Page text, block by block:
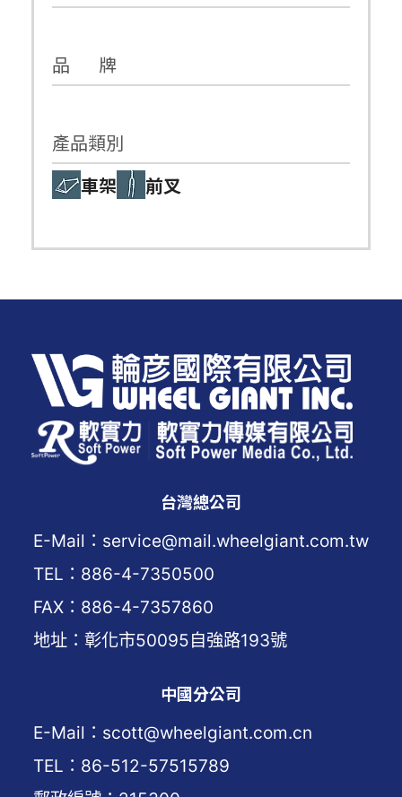
品 牌
產品類別
車架
前叉
台灣總公司
E-Mail：service@mail.wheelgiant.com.tw
TEL：886-4-7350500
FAX：886-4-7357860
地址：彰化市50095自強路193號
中國分公司
E-Mail：scott@wheelgiant.com.cn
TEL：86-512-57515789